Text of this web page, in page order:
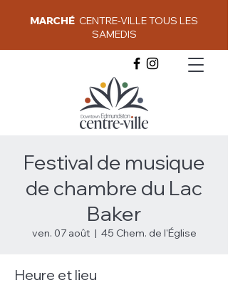
MARCHÉ CENTRE-VILLE TOUS LES
SAMEDIS
Festival de musique
de chambre du Lac
Baker
ven. 07 août
  |
45 Chem. de l'Église
Heure et lieu